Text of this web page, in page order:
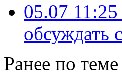
05.07 11:25
обсуждать
Ранее по теме